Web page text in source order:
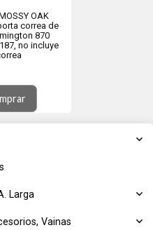
Larga
Vainas
OAK
correa de
870
no incluye